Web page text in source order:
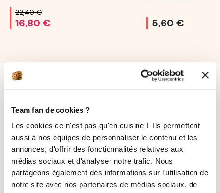
Team fan de cookies ?
Les cookies ce n'est pas qu'en cuisine ! Ils permettent
aussi à nos équipes de personnaliser le contenu et les
annonces, d'offrir des fonctionnalités relatives aux
médias sociaux et d'analyser notre trafic. Nous
partageons également des informations sur l'utilisation de
notre site avec nos partenaires de médias sociaux, de
22,40 €
16,80 € 5,60 €
LIVRAISON
SUIVIE
PAIEMENT
SÉCURISÉ